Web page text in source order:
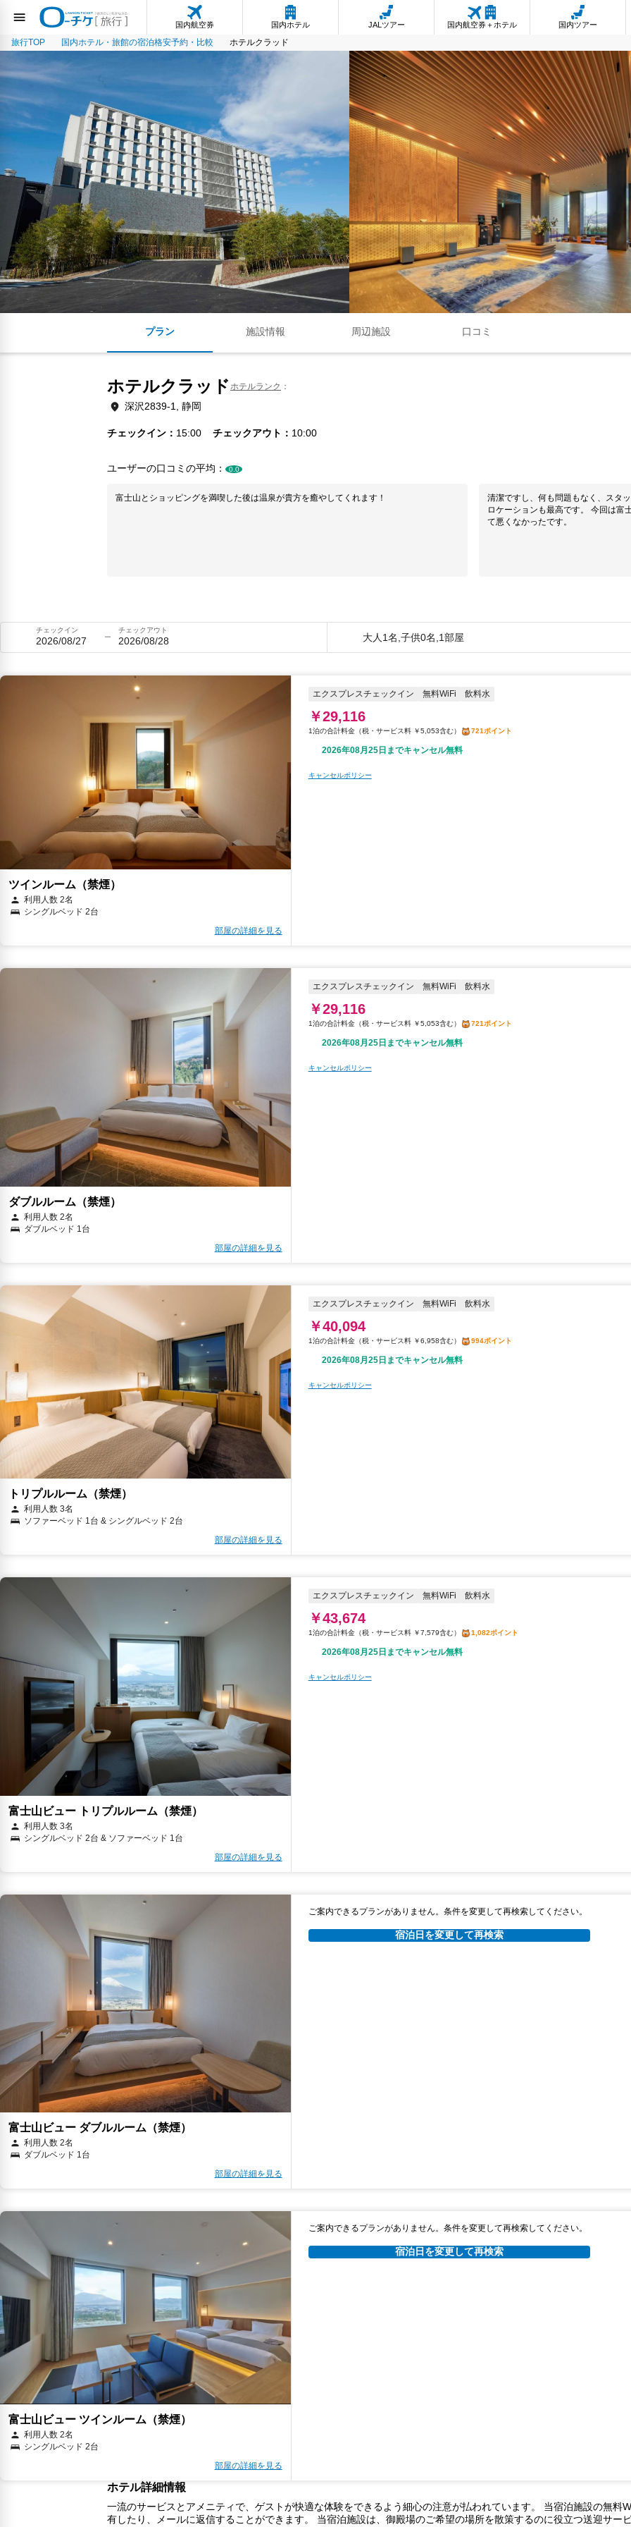
国内航空券 国内ホテル JALツアー 国内航空券＋ホテル 国内ツアー
旅行TOP 国内ホテル・旅館の宿泊格安予約・比較 ホテルクラッド
プラン 施設情報 周辺施設 口コミ
ホテルクラッド ホテルランク
深沢2839-1, 静岡
チェックイン 15:00 チェックアウト 10:00
ユーザーの口コミの平均： 0.0
富士山とショッピングを満喫した後は温泉が貴方を癒やしてくれます！
清潔ですし、何も問題もなく、スタ
ロケーションも最高です。 今回は富
て悪くなかったです。
チェックイン
2026/08/27
チェックアウト
2026/08/28 大人1名,子供0名,1部屋
ツインルーム（禁煙）
利用人数 2名
シングルベッド 2台
部屋の詳細を見る
エクスプレスチェックイン 無料WiFi 飲料水
￥29,116
税・サービス料 ￥5,053含む 721ポイント
2026年08月25日までキャンセル無料
キャンセルポリシー
ダブルルーム（禁煙）
利用人数 2名
ダブルベッド 1台
部屋の詳細を見る
エクスプレスチェックイン 無料WiFi 飲料水
￥29,116
税・サービス料 ￥5,053含む 721ポイント
2026年08月25日までキャンセル無料
キャンセルポリシー
トリプルルーム（禁煙）
利用人数 3名
ソファーベッド 1台 & シングルベッド 2台
部屋の詳細を見る
エクスプレスチェックイン 無料WiFi 飲料水
￥40,094
税・サービス料 ￥6,958含む 994ポイント
2026年08月25日までキャンセル無料
キャンセルポリシー
富士山ビュー トリプルルーム（禁煙）
利用人数 3名
シングルベッド 2台 & ソファーベッド 1台
部屋の詳細を見る
エクスプレスチェックイン 無料WiFi 飲料水
￥43,674
税・サービス料 ￥7,579含む 1,082ポイント
2026年08月25日までキャンセル無料
キャンセルポリシー
富士山ビュー ダブルルーム（禁煙）
利用人数 2名
ダブルベッド 1台
部屋の詳細を見る
ご案内できるプランがありません。条件を変更して再検索してください。
宿泊日を変更して再検索
富士山ビュー ツインルーム（禁煙）
利用人数 2名
シングルベッド 2台
部屋の詳細を見る
ご案内できるプランがありません。条件を変更して再検索してください。
宿泊日を変更して再検索
ホテル詳細情報
一流のサービスとアメニティで、ゲストが快適な体験をできるよう細心の注意が払われています。 当宿泊施設の無料
有したり、メールに返信することができます。 当宿泊施設は、御殿場のご希望の場所を散策するのに役立つ送迎サー